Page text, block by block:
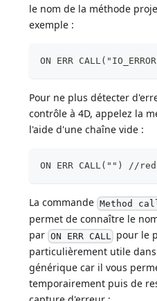
le nom de la méthode
exemple :
ON ERR
Pour ne plus détecter
contrôle à 4D, appelez la
l'aide d'une chaîne vide :
ON ERR CALL("") //
La commande Method
permet de connaître le
par ON ERR CALL pour le
particulièrement utile
générique car il vous
temporairement puis de